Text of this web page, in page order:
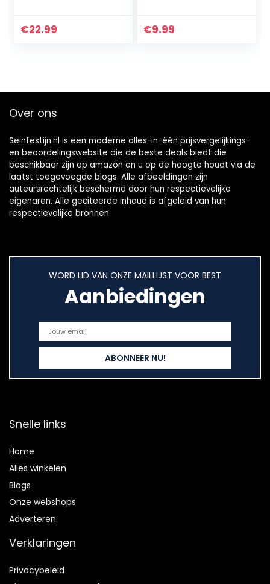
Ingredients;
€22.99
bruitssuiker
€9.99
Over ons
Seinfestijn.nl is een moderne alles-in-één prijsvergelijkings-
en beoordelingswebsite die de beste deals biedt die
beschikbaar zijn op amazon en u op de hoogte houdt via de
laatst toegevoegde blogs. Alle afbeeldingen zijn
auteursrechtelijk beschermd door hun respectievelijke
eigenaren. Alle geciteerde inhoud is afgeleid van hun
respectievelijke bronnen.
WORD LID VAN ONZE MAILLIJST VOOR BEST
Aanbiedingen
Snelle links
Home
Alles winkelen
Blogs
Onze webshops
Adverteren
Verklaringen
Privacybeleid